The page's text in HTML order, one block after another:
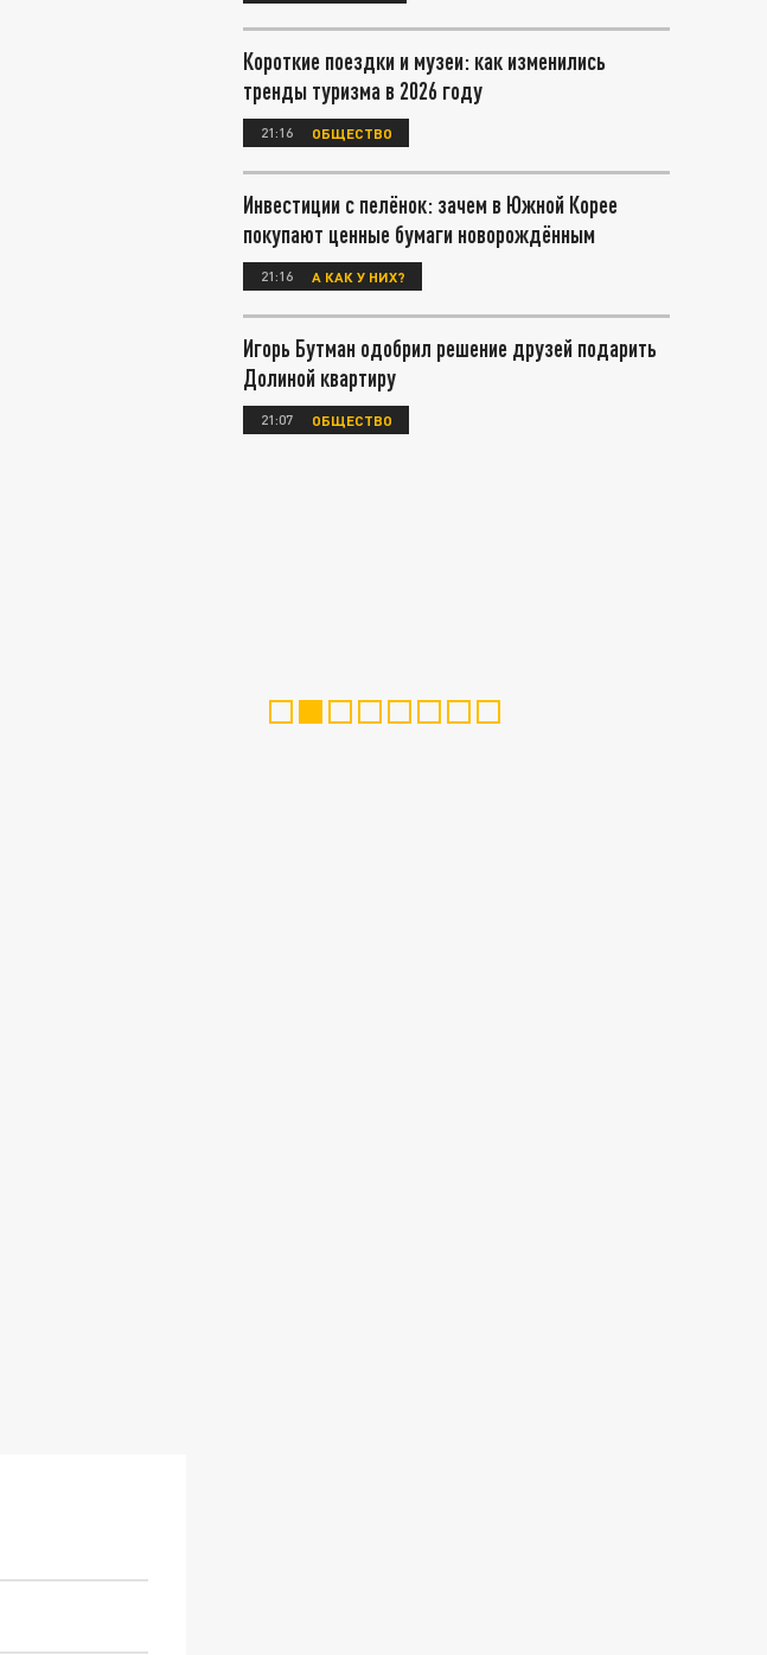
Короткие поездки и музеи: как изменились
тренды туризма в 2026 году
21:16 ОБЩЕСТВО
Инвестиции с пелёнок: зачем в Южной Корее
покупают ценные бумаги новорождённым
21:16 А КАК У НИХ?
Игорь Бутман одобрил решение друзей подарить
Долиной квартиру
21:07 ОБЩЕСТВО